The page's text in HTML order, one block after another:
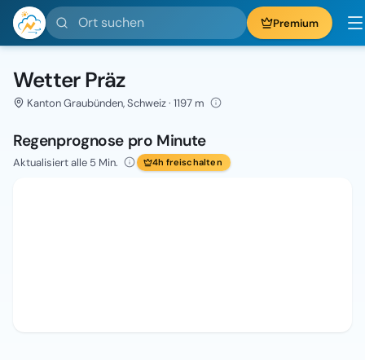
Ort suchen Premium
Wetter Präz
Kanton Graubünden, Schweiz · 1197 m
Regenprognose pro Minute
Aktualisiert alle 5 Min. 4h freischalten